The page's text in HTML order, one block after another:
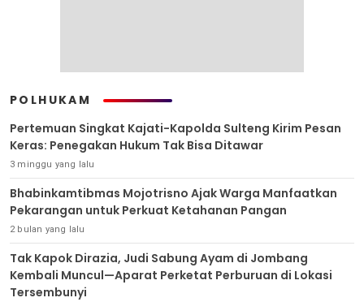
POLHUKAM
Pertemuan Singkat Kajati-Kapolda Sulteng Kirim Pesan
Keras: Penegakan Hukum Tak Bisa Ditawar
3 minggu yang lalu
Bhabinkamtibmas Mojotrisno Ajak Warga Manfaatkan
Pekarangan untuk Perkuat Ketahanan Pangan
2 bulan yang lalu
Tak Kapok Dirazia, Judi Sabung Ayam di Jombang
Kembali Muncul—Aparat Perketat Perburuan di Lokasi
Tersembunyi